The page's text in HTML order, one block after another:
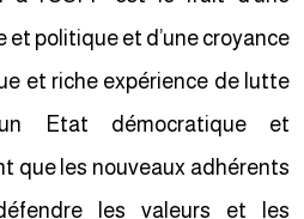
politique et d’une croyance
et riche expérience de lutte
Etat démocratique et
que les nouveaux adhérents
les valeurs et les